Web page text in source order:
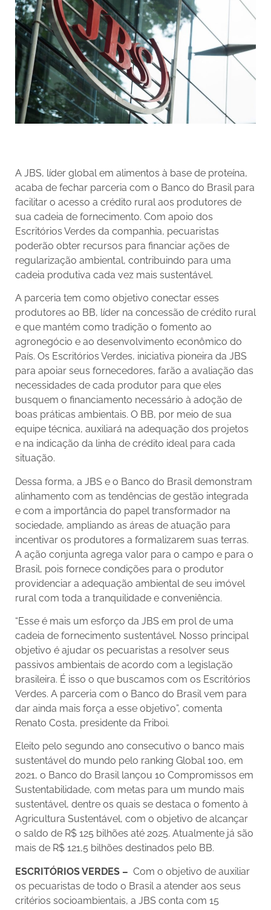
A JBS, líder global em alimentos à base de proteína,
acaba de fechar parceria com o Banco do Brasil para
facilitar o acesso a crédito rural aos produtores de
sua cadeia de fornecimento. Com apoio dos
Escritórios Verdes da companhia, pecuaristas
poderão obter recursos para financiar ações de
regularização ambiental, contribuindo para uma
cadeia produtiva cada vez mais sustentável.
A parceria tem como objetivo conectar esses
produtores ao BB, líder na concessão de crédito rural
e que mantém como tradição o fomento ao
agronegócio e ao desenvolvimento econômico do
País. Os Escritórios Verdes, iniciativa pioneira da JBS
para apoiar seus fornecedores, farão a avaliação das
necessidades de cada produtor para que eles
busquem o financiamento necessário à adoção de
boas práticas ambientais. O BB, por meio de sua
equipe técnica, auxiliará na adequação dos projetos
e na indicação da linha de crédito ideal para cada
situação.
Dessa forma, a JBS e o Banco do Brasil demonstram
alinhamento com as tendências de gestão integrada
e com a importância do papel transformador na
sociedade, ampliando as áreas de atuação para
incentivar os produtores a formalizarem suas terras.
A ação conjunta agrega valor para o campo e para o
Brasil, pois fornece condições para o produtor
providenciar a adequação ambiental de seu imóvel
rural com toda a tranquilidade e conveniência.
“Esse é mais um esforço da JBS em prol de uma
cadeia de fornecimento sustentável. Nosso principal
objetivo é ajudar os pecuaristas a resolver seus
passivos ambientais de acordo com a legislação
brasileira. É isso o que buscamos com os Escritórios
Verdes. A parceria com o Banco do Brasil vem para
dar ainda mais força a esse objetivo”, comenta
Renato Costa, presidente da Friboi.
Eleito pelo segundo ano consecutivo o banco mais
sustentável do mundo pelo ranking Global 100, em
2021, o Banco do Brasil lançou 10 Compromissos em
Sustentabilidade, com metas para um mundo mais
sustentável, dentre os quais se destaca o fomento à
Agricultura Sustentável, com o objetivo de alcançar
o saldo de R$ 125 bilhões até 2025. Atualmente já são
mais de R$ 121,5 bilhões destinados pelo BB.
ESCRITÓRIOS VERDES – Com o objetivo de auxiliar
os pecuaristas de todo o Brasil a atender aos seus
critérios socioambientais, a JBS conta com 15